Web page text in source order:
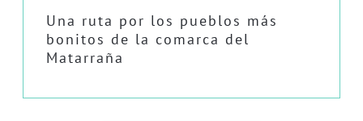
Una ruta por los pueblos más
bonitos de la comarca del
Matarraña